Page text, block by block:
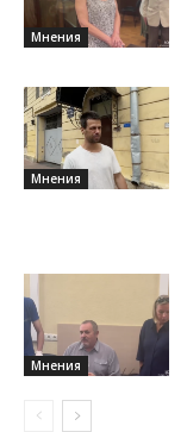
Мнения
Мнения
Мнения